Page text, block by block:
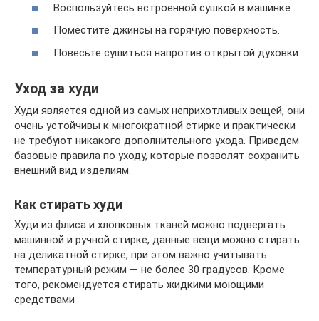
Воспользуйтесь встроенной сушкой в машинке.
Поместите джинсы на горячую поверхность.
Повесьте сушиться напротив открытой духовки.
Уход за худи
Худи является одной из самых неприхотливых вещей, они
очень устойчивы к многократной стирке и практически
не требуют никакого дополнительного ухода. Приведем
базовые правила по уходу, которые позволят сохранить
внешний вид изделиям.
Как стирать худи
Худи из флиса и хлопковых тканей можно подвергать
машинной и ручной стирке, данные вещи можно стирать
на деликатной стирке, при этом важно учитывать
температурный режим — не более 30 градусов. Кроме
того, рекомендуется стирать жидкими моющими
средствами